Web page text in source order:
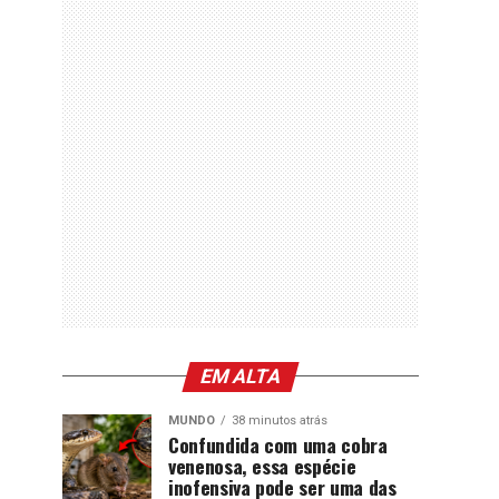
EM ALTA
MUNDO 38 minutos atrás
Confundida com uma cobra
venenosa, essa espécie
inofensiva pode ser uma das